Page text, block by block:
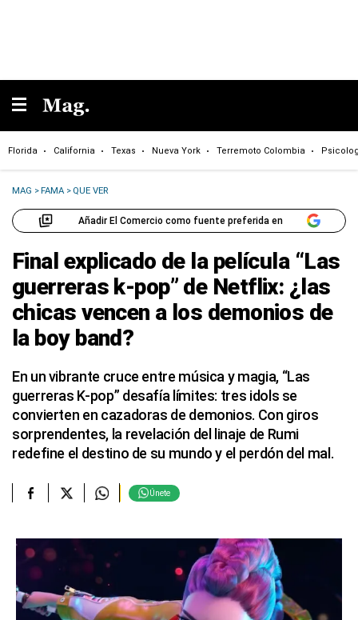
Florida California Texas Nueva York Terremoto Colombia
MAG >FAMA > QUE VER
Añadir El Comercio como fuente preferida en
Final explicado de la película “Las
guerreras k-pop” de Netflix: ¿las
chicas vencen a los demonios de
la boy band?
En un vibrante cruce entre música y magia, “Las
guerreras K-pop” desafía límites: tres idols se
convierten en cazadoras de demonios. Con giros
sorprendentes, la revelación del linaje de Rumi
redefine el destino de su mundo y el perdón del mal.
Únete